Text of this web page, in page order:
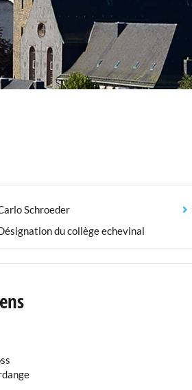
Schroeder
du collège echevinal